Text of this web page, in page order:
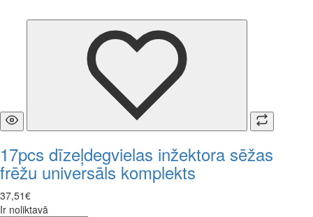
17pcs dīzeļdegvielas inžektora sēžas
frēžu universāls komplekts
37,51€
Ir noliktavā